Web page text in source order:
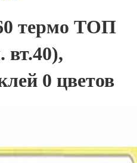
термо ТОП
вт.40),
0 цветов